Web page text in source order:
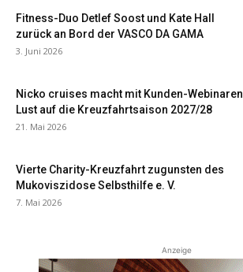
Fitness-Duo Detlef Soost und Kate Hall
zurück an Bord der VASCO DA GAMA
3. Juni 2026
Nicko cruises macht mit Kunden-Webinaren
Lust auf die Kreuzfahrtsaison 2027/28
21. Mai 2026
Vierte Charity-Kreuzfahrt zugunsten des
Mukoviszidose Selbsthilfe e. V.
7. Mai 2026
Anzeige